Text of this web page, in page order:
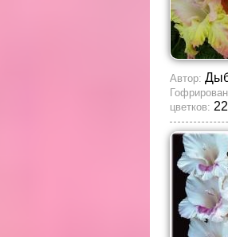
Автор:
цветков: